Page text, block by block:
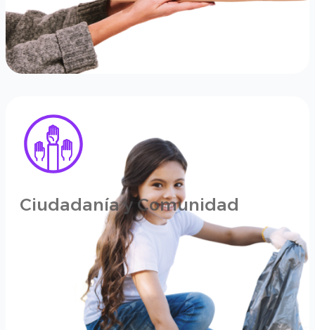
Ciudadanía y Comunidad